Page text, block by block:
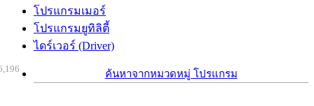
โปรแกรมเมอร์
โปรแกรมยูทิลิตี้
ไดร์เวอร์ (Driver)
ค้นหาจากหมวดหมู่ โปรแกรม